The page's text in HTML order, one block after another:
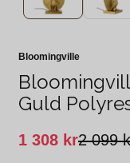
Bloomingville
Guld
2 099
1 308 kr